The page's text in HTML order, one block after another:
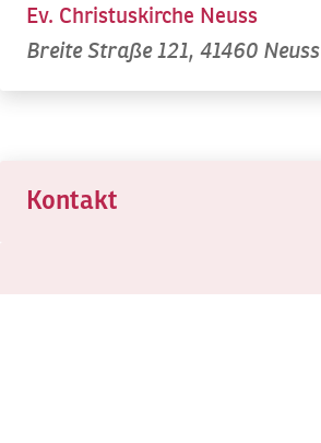
Ev. Christuskirche Neuss
Breite Straße 121, 41460 Neuss
Kontakt